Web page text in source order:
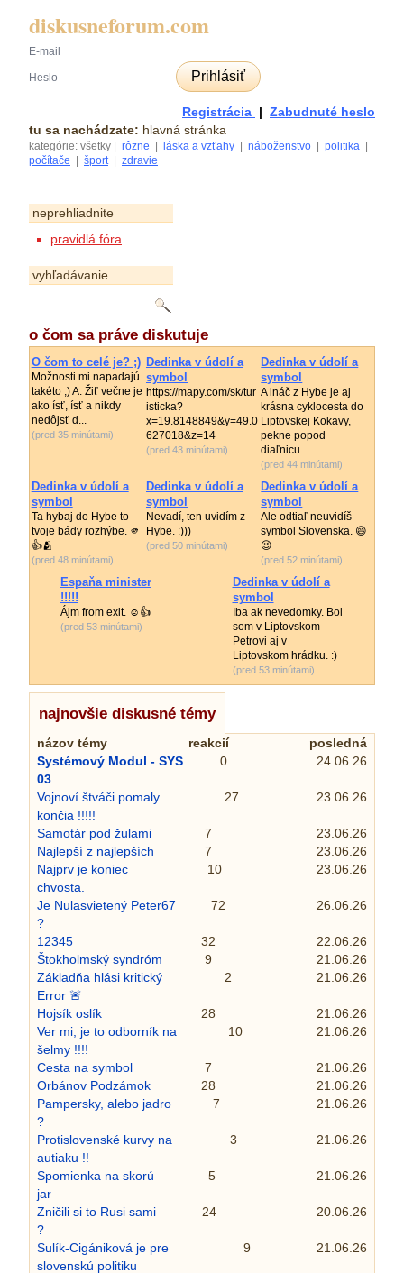
diskusneforum.com
Prihlásiť
Registrácia | Zabudnuté heslo
tu sa nachádzate: hlavná stránka
kategórie: všetky rôzne láska a vzťahy náboženstvo politika
počítače
šport| zdravie
neprehliadnite
pravidlá fóra
vyhľadávanie
o čom sa práve diskutuje
O čom to celé je? ;)
Možnosti mi napadajú
takéto ;) A. Žiť večne je
ako ísť, ísť a nikdy
nedôjsť d...
(pred 35 minútami)
Dedinka v údolí a
symbol
https://mapy.com/sk/tur
isticka?
x=19.8148849&y=49.0
627018&z=14
(pred 43 minútami)
Dedinka v údolí a
symbol
A ináč z Hybe je aj
krásna cyklocesta do
Liptovskej Kokavy,
pekne popod
diaľnicu...
(pred 44 minútami)
Dedinka v údolí a
symbol
Ta hybaj do Hybe to
tvoje bády rozhýbe. 🫵
👍🫂
(pred 48 minútami)
Dedinka v údolí a
symbol
Nevadí, ten uvidím z
Hybe. :)))
(pred 50 minútami)
Dedinka v údolí a
symbol
Ale odtiaľ neuvidíš
symbol Slovenska. 😄
😉
(pred 52 minútami)
Espaňa minister
!!!!!
Ájm from exit. ☺️👍
(pred 53 minútami)
Dedinka v údolí a
symbol
Iba ak nevedomky. Bol
som v Liptovskom
Petrovi aj v
Liptovskom hrádku. :)
(pred 53 minútami)
najnovšie diskusné témy
názov témy reakcií
posledná
Systémový Modul - SYS
03
0 24.06.26
Vojnoví štváči pomaly
končia !!!!!
27 23.06.26
Samotár pod žulami 7
23.06.26
Najlepší z najlepších
7
23.06.26
Najprv je koniec
chvosta.
10 23.06.26
Je Nulasvietený Peter67
?
72 26.06.26
12345 32
22.06.26
Štokholmský syndróm
9
21.06.26
Základňa hlási kritický
Error 🚨
2 21.06.26
Hojsík oslík 28
21.06.26
Ver mi, je to odborník na
šelmy !!!!
10 21.06.26
Cesta na symbol 7
21.06.26
Orbánov Podzámok
28
21.06.26
Pampersky, alebo jadro
?
7 21.06.26
Protislovenské kurvy na
autiaku !!
3 21.06.26
Spomienka na skorú
jar
5 21.06.26
Zničili si to Rusi sami
?
24 20.06.26
Sulík-Cigániková je pre
slovenskú politiku
9 21.06.26